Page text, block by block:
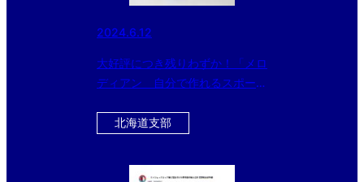
2024.6.12
大好評につき残りわずか！「メロ
ディアン 自分で作れるスポーツ
ャンス！！今だけ黒酢ドリンクの
北海道支部